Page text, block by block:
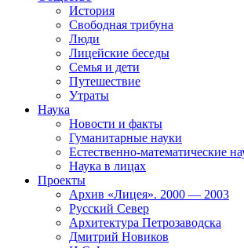
История
Свободная трибуна
Люди
Лицейские беседы
Семья и дети
Путешествие
Утраты
Наука
Новости и факты
Гуманитарные науки
Естественно-математические
Наука в лицах
Проекты
Архив «Лицея». 2000 — 2003
Русский Север
Архитектура Петрозаводска
Дмитрий Новиков